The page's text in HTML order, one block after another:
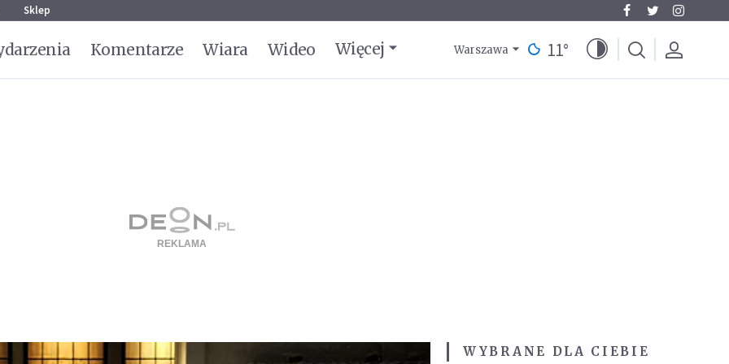
Sklep
Komentarze Wiara Wideo Więcej Warszawa 11°
WYBRANE DLA CIEBIE